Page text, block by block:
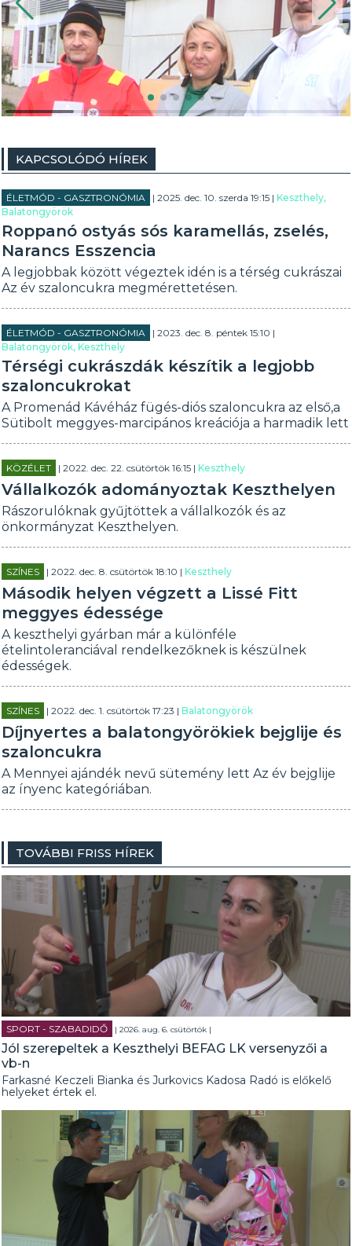
KAPCSOLÓDÓ HÍREK
ÉLETMÓD - GASZTRONÓMIA | 2025. dec. 10. szerda 19:15 |Keszthely,
Balatongyörök
Roppanó ostyás sós karamellás, zselés,
Narancs Esszencia
A legjobbak között végeztek idén is a térség cukrászai
Az év szaloncukra megmérettetésen.
ÉLETMÓD - GASZTRONÓMIA
| 2023. dec. 8. péntek 15:10 |
Balatongyörök, Keszthely
Térségi cukrászdák készítik a legjobb
szaloncukrokat
A Promenád Kávéház fügés-diós szaloncukra az első,a
Sütibolt meggyes-marcipános kreációja a harmadik lett
KÖZÉLET | 2022. dec. 22. csütörtök 16:15 |Keszthely
Vállalkozók adományoztak Keszthelyen
Rászorulóknak gyűjtöttek a vállalkozók és az
önkormányzat Keszthelyen.
SZÍNES | 2022. dec. 8. csütörtök 18:10 |Keszthely
Második helyen végzett a Lissé Fitt
meggyes édessége
A keszthelyi gyárban már a különféle
ételintoleranciával rendelkezőknek is készülnek
édességek.
SZÍNES | 2022. dec. 1. csütörtök 17:23 |Balatongyörök
Díjnyertes a balatongyörökiek bejglije és
szaloncukra
A Mennyei ajándék nevű sütemény lett Az év bejglije
az ínyenc kategóriában.
TOVÁBBI FRISS HÍREK
SPORT - SZABADIDŐ | 2026. aug. 6. csütörtök |
Jól szerepeltek a Keszthelyi BEFAG LK versenyzői a
vb-n
Farkasné Keczeli Bianka és Jurkovics Kadosa Radó is előkelő
helyeket értek el.